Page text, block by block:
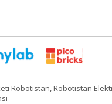
Robotistan, Robotistan